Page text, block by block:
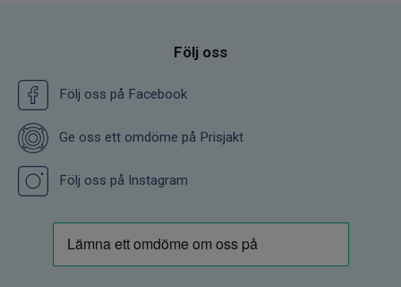
blodflödet och ökar syretillförseln till hudens
ANVÄNDNING: Steg 1: Gör ett
användarmanualen). Steg 2: Rengör huden
av CurrentBody Skin Green Tea Serum. Steg
tillbaka och slappna av under din 10-
Följ oss
Följ oss på Facebook
Ge oss ett omdöme på Prisjakt
Följ oss på Instagram